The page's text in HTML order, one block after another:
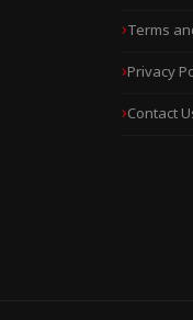
Terms
Privacy
Contact